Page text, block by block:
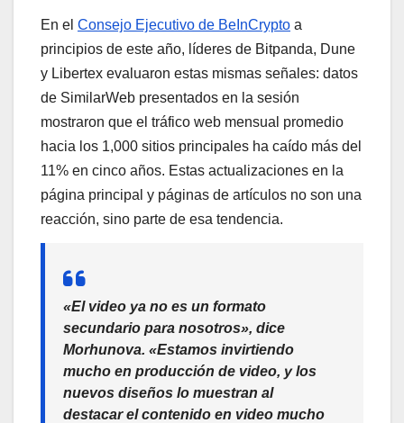
En el Consejo Ejecutivo de BeInCrypto a
principios de este año, líderes de Bitpanda, Dune
y Libertex evaluaron estas mismas señales: datos
de SimilarWeb presentados en la sesión
mostraron que el tráfico web mensual promedio
hacia los 1,000 sitios principales ha caído más del
11% en cinco años. Estas actualizaciones en la
página principal y páginas de artículos no son una
reacción, sino parte de esa tendencia.
«El video ya no es un formato
secundario para nosotros», dice
Morhunova. «Estamos invirtiendo
mucho en producción de video, y los
nuevos diseños lo muestran al
destacar el contenido en video mucho